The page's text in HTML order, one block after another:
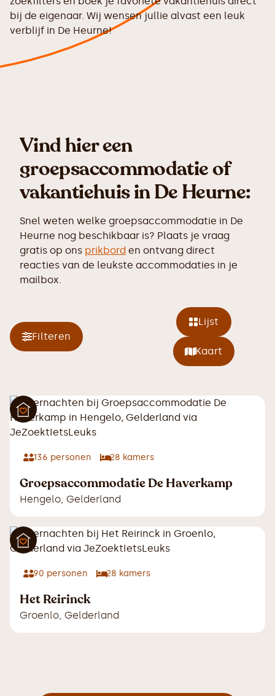
bij de eigenaar. Wij wensen jullie alvast een leuk
verblijf in De Heurne!
Vind hier een
groepsaccommodatie of
vakantiehuis in De Heurne:
Snel weten welke groepsaccommodatie in De
Heurne nog beschikbaar is? Plaats je vraag
gratis op ons prikbord en ontvang direct
reacties van de leukste accommodaties in je
mailbox.
Filteren
Lijst
Kaart
136 personen 28 kamers
Groepsaccommodatie De Haverkamp
Hengelo, Gelderland
90 personen 28 kamers
Het Reirinck
Groenlo, Gelderland